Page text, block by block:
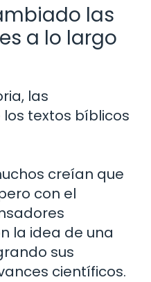
las
a lo largo
las
textos bíblicos
creían que
con el
la idea de una
sus
científicos.